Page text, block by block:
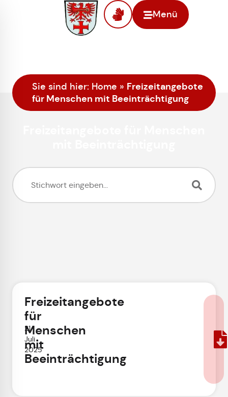
Menü
Sie sind hier: Home » Freizeitangebote
für Menschen mit Beeinträchtigung
Freizeitangebote
für
Menschen
mit
Beeinträchtigung
21.
Juli
2025